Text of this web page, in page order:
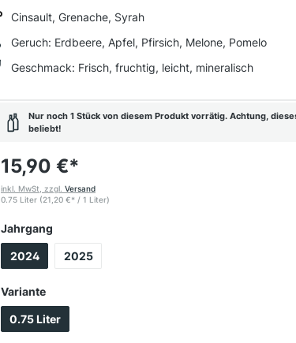
Cinsault, Grenache, Syrah
Geruch: Erdbeere, Apfel, Pfirsich, Melone, Pomelo
Geschmack: Frisch, fruchtig, leicht, mineralisch
Nur noch 1 Stück von diesem Produkt vorrätig. Achtung,
beliebt!
15,90 €*
inkl. MwSt, zzgl. Versand
0.75 Liter (21,20 €* / 1 Liter)
Jahrgang
2024 2025
Varianteauswählen
0.75 Liter